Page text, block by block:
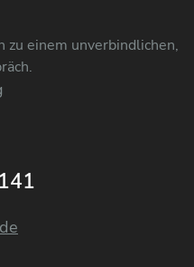
zu einem unverbindlichen,